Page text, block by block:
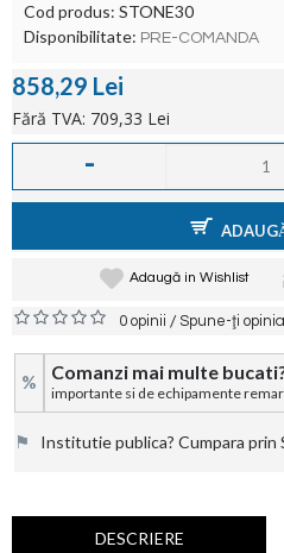
Cod produs: STONE30
Disponibilitate: PRE-COMANDA
858,29 Lei
Fără TVA: 709,33 Lei
-
Adaugă in Wishlist
0 opinii /Spune-ţi opinia
% Comanzi mai multe
importante si de echipamente
⚑ Institutie publica? Cumpara prin
DESCRIERE